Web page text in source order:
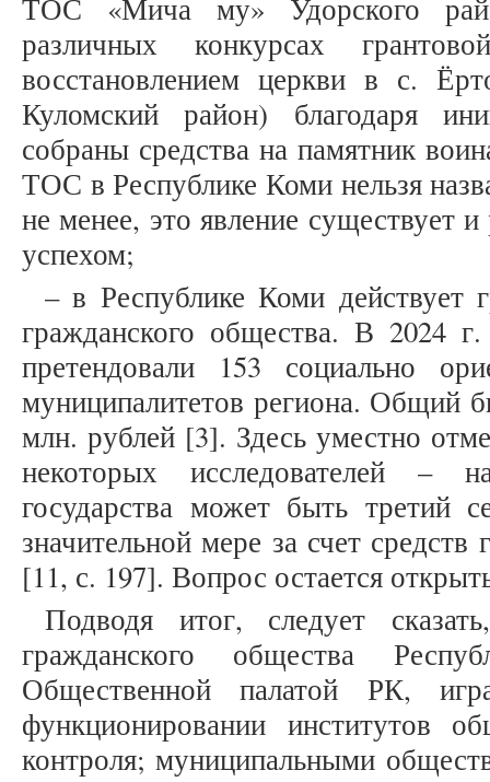
ТОС «Мича му» Удорского
различных конкурсах
восстановлением церкви в с.
Куломский район) благодаря
собраны средства на памятник
ТОС в Республике Коми нельзя
не менее, это явление существует
успехом;
– в Республике Коми действует
гражданского общества. В 2024
претендовали 153 социально
муниципалитетов региона. Общий
млн. рублей [3]. Здесь уместно
некоторых исследователей –
государства может быть третий
значительной мере за счет
[11, с. 197]. Вопрос остается
Подводя итог, следует
гражданского общества
Общественной палатой РК,
функционировании институтов
контроля; муниципальными